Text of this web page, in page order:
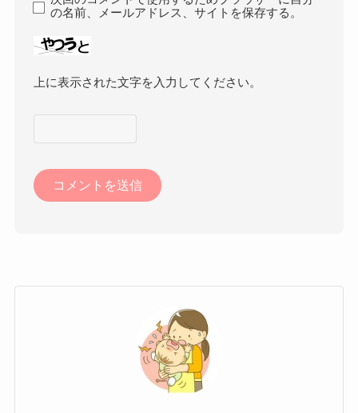
の名前、メールアドレス、サイトを保存する。
上に表示された文字を入力してください。